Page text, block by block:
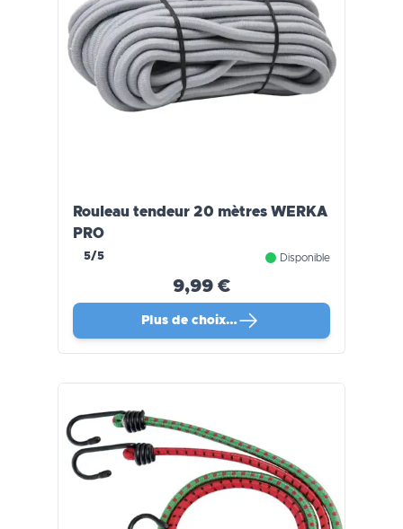
Rouleau tendeur 20 mètres WERKA
PRO
5/5 Disponible
9,99 €
Plus de choix…